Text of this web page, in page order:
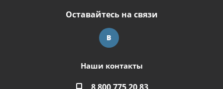
Оставайтесь на связи
Наши контакты